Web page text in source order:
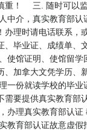
重！ 三. 随时可以
介，真实教育部
理时请电话联系
毕业证、成绩单
馆证明、使馆留
加拿大文凭学历
份就读学校的毕
要提供真实教育
理真实教育部认
育部认证故意虚